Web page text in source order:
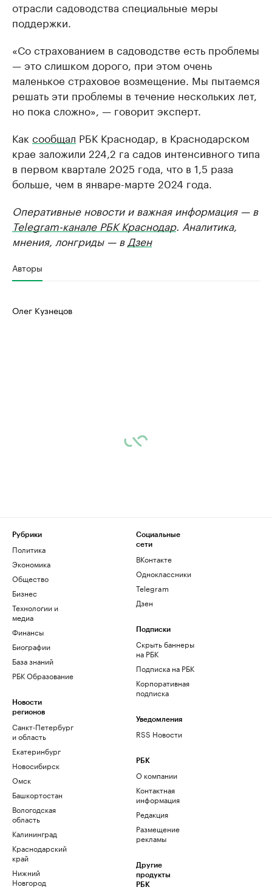
отрасли садоводства специальные меры
поддержки.
«Со страхованием в садоводстве есть проблемы
— это слишком дорого, при этом очень
маленькое страховое возмещение. Мы пытаемся
решать эти проблемы в течение нескольких лет,
но пока сложно», — говорит эксперт.
Как сообщал РБК Краснодар, в Краснодарском
крае заложили 224,2 га садов интенсивного типа
в первом квартале 2025 года, что в 1,5 раза
больше, чем в январе-марте 2024 года.
Оперативные новости и важная информация — в
Telegram-канале РБК Краснодар. Аналитика,
мнения, лонгриды — в Дзен
Авторы
Олег Кузнецов
Рубрики
Политика
Экономика
Общество
Бизнес
Технологии и
медиа
Финансы
Биографии
База знаний
РБК Образование
Новости
регионов
Санкт-Петербург
и область
Екатеринбург
Новосибирск
Омск
Башкортостан
Вологодская
область
Калининград
Краснодарский
край
Нижний
Новгород
Социальные
сети
ВКонтакте
Одноклассники
Telegram
Дзен
Подписки
Скрыть баннеры
на РБК
Подписка на РБК
Корпоративная
подписка
Уведомления
RSS Новости
РБК
О компании
Контактная
информация
Редакция
Размещение
рекламы
Другие
продукты
РБК